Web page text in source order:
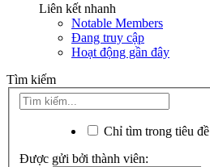
Liên kết nhanh
Notable Members
Đang truy cập
Hoạt động gần đây
Tìm kiếm
Chỉ tìm trong tiêu đề
Được gửi bởi thành viên: